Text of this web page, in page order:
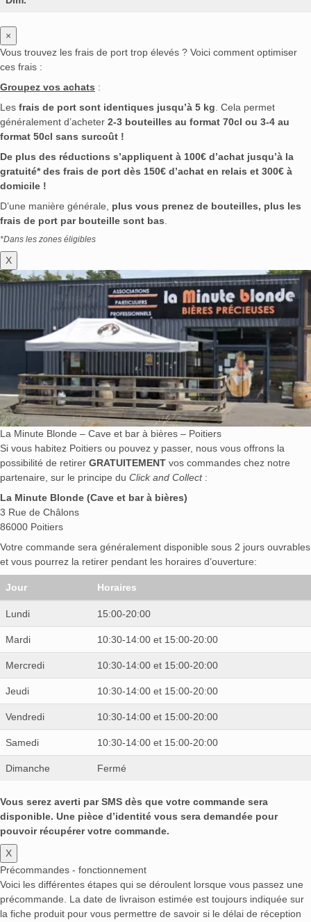
×
Vous trouvez les frais de port trop élevés ? Voici comment optimiser
ces frais :
Groupez vos achats :
Les frais de port sont identiques jusqu’à 5 kg. Cela permet
généralement d’acheter 2-3 bouteilles au format 70cl ou 3-4 au
format 50cl sans surcoût !
De plus des réductions s’appliquent à 100€ d’achat jusqu’à la
gratuité* des frais de port dès 150€ d’achat en relais et 300€ à
domicile !
D’une manière générale, plus vous prenez de bouteilles, plus les
frais de port par bouteille sont bas.
*Dans les zones éligibles
X
La Minute Blonde – Cave et bar à bières – Poitiers
Si vous habitez Poitiers ou pouvez y passer, nous vous offrons la
possibilité de retirer GRATUITEMENT vos commandes chez notre
partenaire, sur le principe du Click and Collect:
La Minute Blonde (Cave et bar à bières)
3 Rue de Châlons
86000 Poitiers
Votre commande sera généralement disponible sous 2 jours ouvrables
et vous pourrez la retirer pendant les horaires d’ouverture:
Jour Horaires
Lundi 15:00-20:00
Mardi 10:30-14:00 et 15:00-20:00
Mercredi 10:30-14:00 et 15:00-20:00
Jeudi 10:30-14:00 et 15:00-20:00
Vendredi 10:30-14:00 et 15:00-20:00
Samedi 10:30-14:00 et 15:00-20:00
Dimanche Fermé
Vous serez averti par SMS dès que votre commande sera
disponible. Une pièce d’identité vous sera demandée pour
pouvoir récupérer votre commande.
X
Précommandes - fonctionnement
Voici les différentes étapes qui se déroulent lorsque vous passez une
précommande. La date de livraison estimée est toujours indiquée sur
la fiche produit pour vous permettre de savoir si le délai de réception